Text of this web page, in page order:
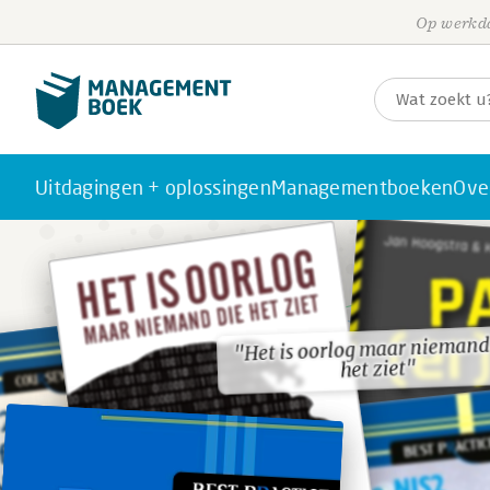
Op
Uitdagingen + oplossingenManagementboeken
"Het is oorlog maar
het ziet"
"Het is oorlog maar
het ziet"